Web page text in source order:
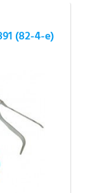
(82-4-e)